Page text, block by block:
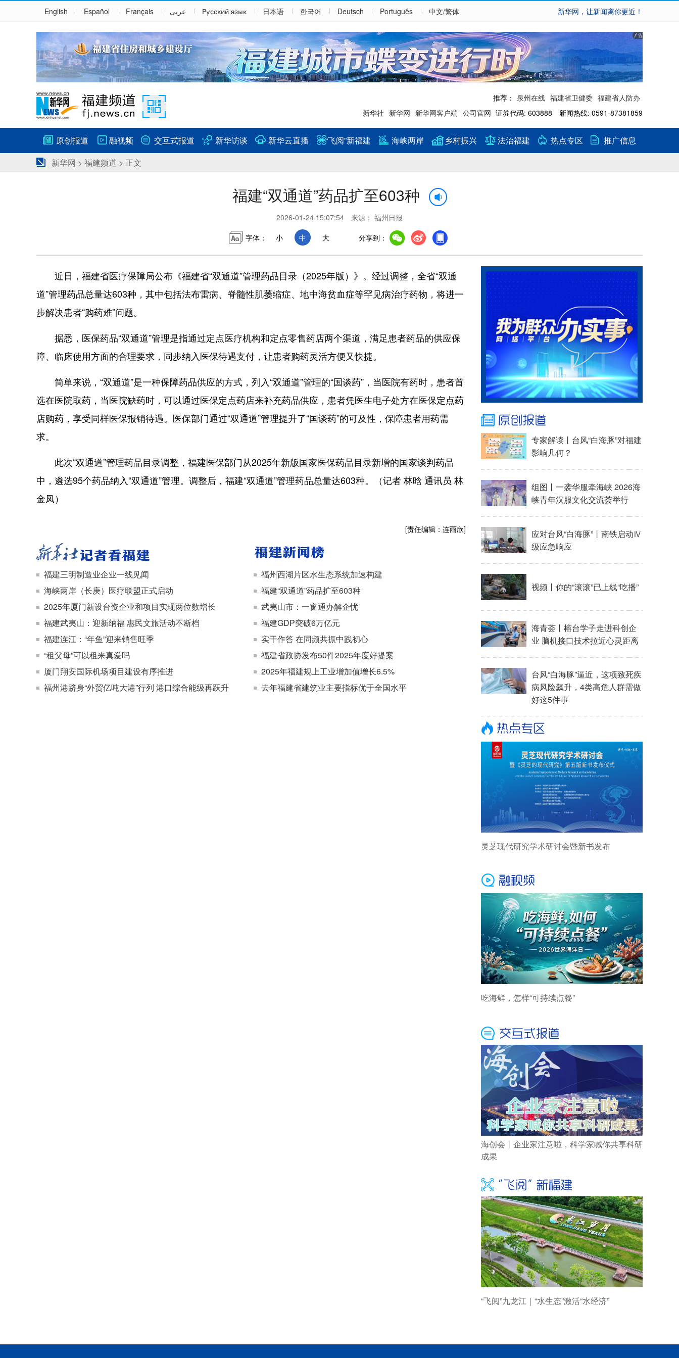
English Español Français عربى Русский язык 日本语 한국어 Deutsch Português 中文/繁体 新华网，让新闻离你更近！
推荐： 泉州在线 福建省卫健委 福建省人防办
新华社 新华网 新华网客户端 公司官网 证券代码: 603888 新闻热线: 0591-87381859
原创报道 融视频 交互式报道 新华访谈 新华云直播 “飞阅”新福建 海峡两岸 乡村振兴 法治福建 热点专区
推广信息
新华网 > 福建频道 > 正文
福建“双通道”药品扩至603种
2026-01-24 15:07:54 来源： 福州日报
字体：
小 中 大 分享到：
近日，福建省医疗保障局公布《福建省“双通道”管理药品目录（2025年版）》。经过调整，全省“双通
道”管理药品总量达603种，其中包括法布雷病、脊髓性肌萎缩症、地中海贫血症等罕见病治疗药物，将进一
步解决患者“购药难”问题。
据悉，医保药品“双通道”管理是指通过定点医疗机构和定点零售药店两个渠道，满足患者药品的供应保
障、临床使用方面的合理要求，同步纳入医保待遇支付，让患者购药灵活方便又快捷。
简单来说，“双通道”是一种保障药品供应的方式，列入“双通道”管理的“国谈药”，当医院有药时，患者首
选在医院取药，当医院缺药时，可以通过医保定点药店来补充药品供应，患者凭医生电子处方在医保定点药
店购药，享受同样医保报销待遇。医保部门通过“双通道”管理提升了“国谈药”的可及性，保障患者用药需
求。
此次“双通道”管理药品目录调整，福建医保部门从2025年新版国家医保药品目录新增的国家谈判药品
中，遴选95个药品纳入“双通道”管理。调整后，福建“双通道”管理药品总量达603种。（记者 林晗 通讯员 林
金凤）
[责任编辑：连雨欣]
福建三明制造业企业一线见闻
海峡两岸（长庚）医疗联盟正式启动
2025年厦门新设台资企业和项目实现两位数增长
福建武夷山：迎新纳福 惠民文旅活动不断档
福建连江：“年鱼”迎来销售旺季
“租父母”可以租来真爱吗
厦门翔安国际机场项目建设有序推进
福州港跻身“外贸亿吨大港”行列 港口综合能级再跃升
福州西湖片区水生态系统加速构建
福建“双通道”药品扩至603种
武夷山市：一窗通办解企忧
福建GDP突破6万亿元
实干作答 在同频共振中践初心
福建省政协发布50件2025年度好提案
2025年福建规上工业增加值增长6.5%
去年福建省建筑业主要指标优于全国水平